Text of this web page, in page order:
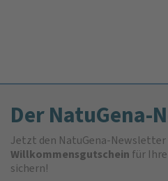
Der NatuGena-
Jetzt den NatuGena-Newsletter
Willkommensgutschein für
sichern!